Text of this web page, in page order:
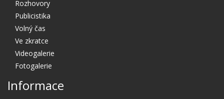
Rozhovory
Publicistika
Volný čas
Ve zkratce
Videogalerie
Fotogalerie
Informace